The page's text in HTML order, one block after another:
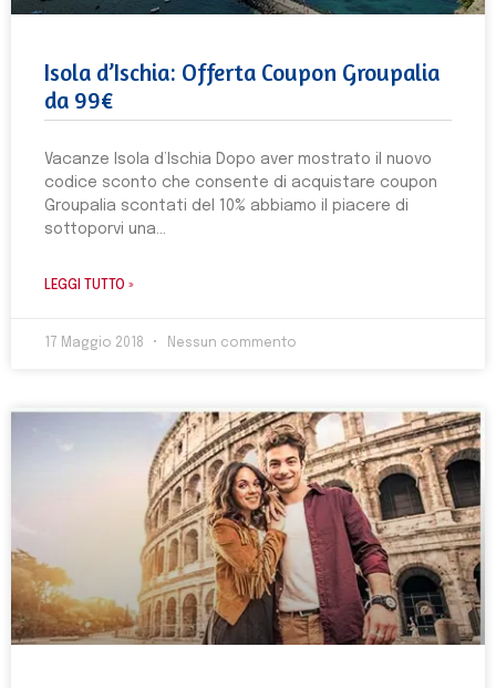
Isola d’Ischia: Offerta Coupon Groupalia
da 99€
Vacanze Isola d’Ischia Dopo aver mostrato il nuovo
codice sconto che consente di acquistare coupon
Groupalia scontati del 10% abbiamo il piacere di
sottoporvi una
LEGGI TUTTO »
17 Maggio 2018 Nessun commento